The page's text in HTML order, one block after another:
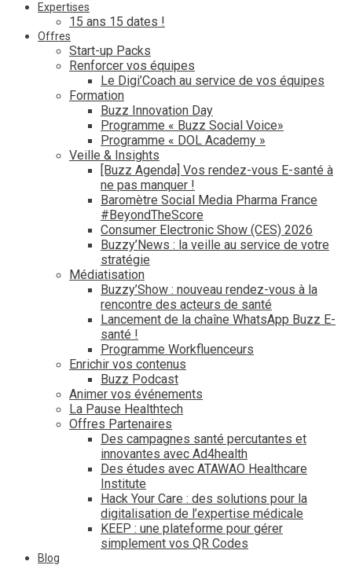
Expertises
15 ans 15 dates !
Offres
Start-up Packs
Renforcer vos équipes
Le Digi’Coach au service de vos équipes
Formation
Buzz Innovation Day
Programme « Buzz Social Voice»
Programme « DOL Academy »
Veille & Insights
[Buzz Agenda] Vos rendez-vous E-santé à
ne pas manquer !
Baromètre Social Media Pharma France
#BeyondTheScore
Consumer Electronic Show (CES) 2026
Buzzy’News : la veille au service de votre
stratégie
Médiatisation
Buzzy’Show : nouveau rendez-vous à la
rencontre des acteurs de santé
Lancement de la chaîne WhatsApp Buzz E-
santé !
Programme Workfluenceurs
Enrichir vos contenus
Buzz Podcast
Animer vos événements
La Pause Healthtech
Offres Partenaires
Des campagnes santé percutantes et
innovantes avec Ad4health
Des études avec ATAWAO Healthcare
Institute
Hack Your Care : des solutions pour la
digitalisation de l’expertise médicale
KEEP : une plateforme pour gérer
simplement vos QR Codes
Blog